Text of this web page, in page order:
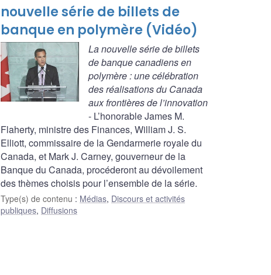
nouvelle série de billets de
banque en polymère (Vidéo)
La nouvelle série de billets
de banque canadiens en
polymère : une célébration
des réalisations du Canada
aux frontières de l’innovation
- L’honorable James M.
Flaherty, ministre des Finances, William J. S.
Elliott, commissaire de la Gendarmerie royale du
Canada, et Mark J. Carney, gouverneur de la
Banque du Canada, procéderont au dévoilement
des thèmes choisis pour l’ensemble de la série.
Type(s) de contenu : Médias, Discours et activités
publiques, Diffusions